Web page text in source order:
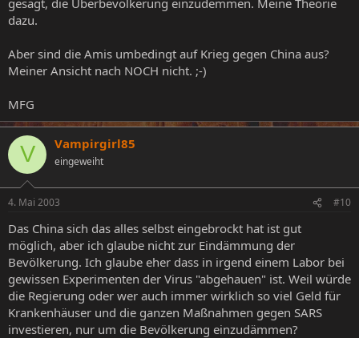
dazu.
Aber sind die Amis umbedingt auf Krieg gegen China aus?
Meiner Ansicht nach NOCH nicht. ;-)
MFG
V Vampirgirl85
eingeweiht
4. Mai 2003 #10
Das China sich das alles selbst eingebrockt hat ist gut
möglich, aber ich glaube nicht zur Eindämmung der
Bevölkerung. Ich glaube eher dass in irgend einem Labor bei
gewissen Experimenten der Virus "abgehauen" ist. Weil würde
die Regierung oder wer auch immer wirklich so viel Geld für
Krankenhäuser und die ganzen Maßnahmen gegen SARS
investieren, nur um die Bevölkerung einzudämmen?